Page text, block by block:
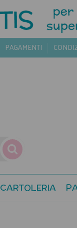
PAGAMENTI
CARTOLERIA